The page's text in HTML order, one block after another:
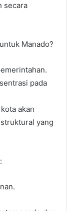
secara
Manado?
pada
akan
yang